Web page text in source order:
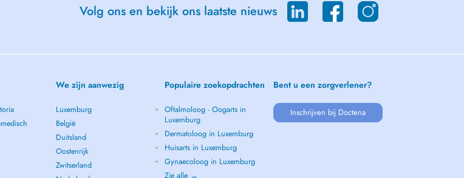
Volg ons en bekijk ons laatste nieuws
We zijn aanwezig
Luxemburg
België
Duitsland
Oostenrijk
Zwitserland
Populaire zoekopdrachten
Oftalmoloog - Oogarts in
Luxemburg
Dermatoloog in Luxemburg
Huisarts in Luxemburg
Gynaecoloog in Luxemburg
Zie alle →
Bent u een zorgverlener?
Inschrijven bij Doctena